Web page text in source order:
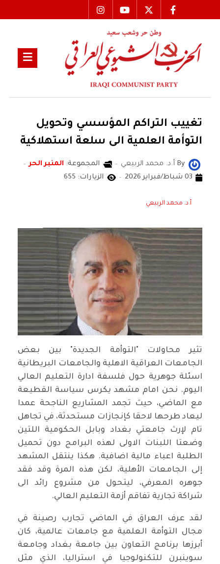
تغييب التراكم المؤسسي وتحويل
التوأمة العلمية الى سلعة استهلاكية
By أ.د. محمد الربيعي المجموعة: المنبر الحر
03 شباط/فبراير 2026
الزيارات: 655
أ.د. محمد الربيعي
تثير محاولات "التوأمة الجديدة" بين بعض
الجامعات العراقية الاهلية والجامعات البريطانية
اسئلة جوهرية حول فلسفة ادارة التعليم العالي
اليوم. نحن امام مشهد يكرس سياسة القطيعة
مع الماضي، حيث تجمد المشاريع الناجحة عمدا
ليعاد طرحها لاحقا كإنجازات مستحدثة، في تجاهل
تام لإرث جامعتي بغداد وبابل الحكومية اللتين
وضعتا اللبنات الاولى لهذه البرامج دون تحميل
الطلبة اعباء مالية اضافية. هكذا ينتقل المشهد
إلى الجامعات الأهلية، لكن هذه المرة وقد فقد
جوهره المعرفي، ليتحول من مشروع رائد الى
شراكة تجارية تفاقم أزمة التعليم العالي.
لقد عرف العراق في الماضي تجارب رصينة في
مجال التوأمة العلمية مع جامعات عالمية، كان
أبرزها برنامج التعاون بين جامعة بغداد وجامعة
سوينبرن للتكنولوجيا في استراليا، الذي مثل